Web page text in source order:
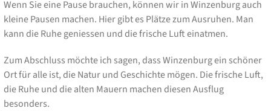
Wenn Sie eine Pause brauchen, können wir in Winzenburg auch
kleine Pausen machen. Hier gibt es Plätze zum Ausruhen. Man
kann die Ruhe geniessen und die frische Luft einatmen.
Zum Abschluss möchte ich sagen, dass Winzenburg ein schöner
Ort für alle ist, die Natur und Geschichte mögen. Die frische Luft,
die Ruhe und die alten Mauern machen diesen Ausflug
besonders.